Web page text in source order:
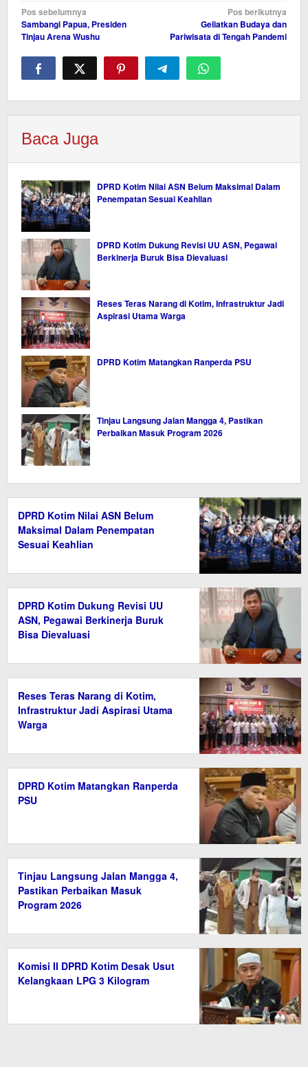
Navigasi
pos
Pos sebelumnya
Sambangi Papua, Presiden
Tinjau Arena Wushu
Pos berikutnya
Geliatkan Budaya dan
Pariwisata di Tengah Pandemi
Baca Juga
DPRD Kotim Nilai ASN Belum Maksimal Dalam
Penempatan Sesuai Keahlian
DPRD Kotim Dukung Revisi UU ASN, Pegawai
Berkinerja Buruk Bisa Dievaluasi
Reses Teras Narang di Kotim, Infrastruktur Jadi
Aspirasi Utama Warga
DPRD Kotim Matangkan Ranperda PSU
Tinjau Langsung Jalan Mangga 4, Pastikan
Perbaikan Masuk Program 2026
DPRD Kotim Nilai ASN Belum
Maksimal Dalam Penempatan
Sesuai Keahlian
DPRD Kotim Dukung Revisi UU
ASN, Pegawai Berkinerja Buruk
Bisa Dievaluasi
Reses Teras Narang di Kotim,
Infrastruktur Jadi Aspirasi Utama
Warga
DPRD Kotim Matangkan Ranperda
PSU
Tinjau Langsung Jalan Mangga 4,
Pastikan Perbaikan Masuk
Program 2026
Komisi II DPRD Kotim Desak Usut
Kelangkaan LPG 3 Kilogram